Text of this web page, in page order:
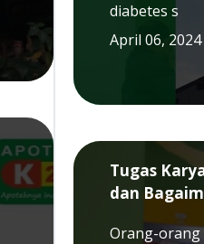
diabetes s
April 06, 2024
Tugas
dan
Orang-orang